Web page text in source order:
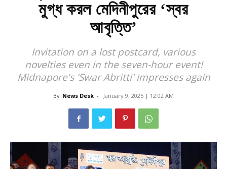
মুগ্ধ করল মেদিনীপুরের ‘স্বর
আবৃত্তি’
Invitation on a lost postcard, various
novelties even in the seven-hour event!
Midnapore's 'Swar Abritti' impresses again
By News Desk - January 9, 2025 | 12:02 AM